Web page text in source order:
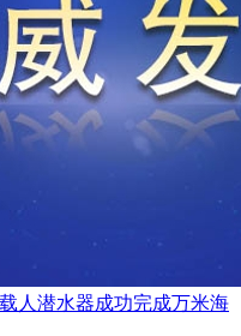
人潜水器成功完成万米海